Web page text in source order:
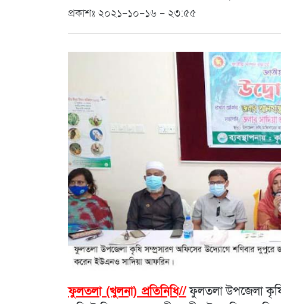
প্রকাশঃ ২০২১-১০-১৬ - ২৩:৫৫
ফুলতলা (খুলনা) প্রতিনিধি//ফুলতলা উপজেলা কৃষি